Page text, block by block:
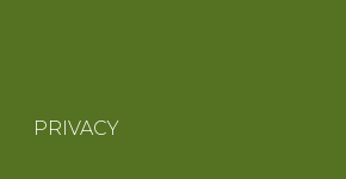
PRIVACY